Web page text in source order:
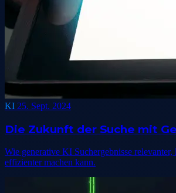
KI 25. Sept. 2024
Die Zukunft der Suche mit
Wie generative KI Suchergebnisse
effizienter machen kann.